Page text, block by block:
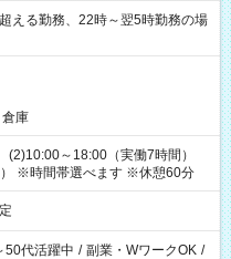
る勤務、22時～翌5時勤務の場
庫
～18:00（実働7時間）
※時間帯選べます ※休憩60分
50代活躍中 / 副業・WワークOK /